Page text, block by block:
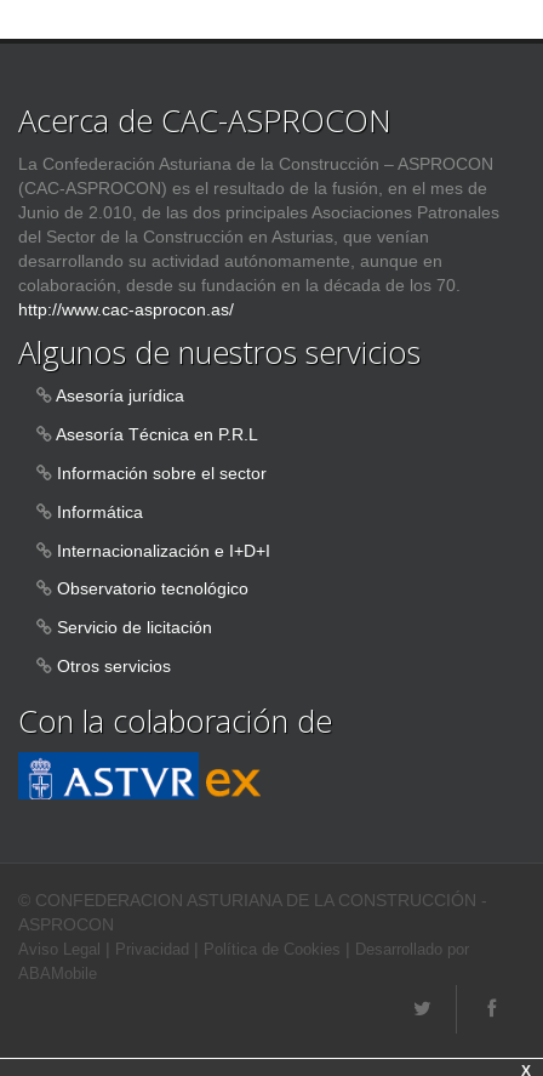
Acerca de CAC-ASPROCON
La Confederación Asturiana de la Construcción – ASPROCON
(CAC-ASPROCON) es el resultado de la fusión, en el mes de
Junio de 2.010, de las dos principales Asociaciones Patronales
del Sector de la Construcción en Asturias, que venían
desarrollando su actividad autónomamente, aunque en
colaboración, desde su fundación en la década de los 70.
http://www.cac-asprocon.as/
Algunos de nuestros servicios
Asesoría jurídica
Asesoría Técnica en P.R.L
Información sobre el sector
Informática
Internacionalización e I+D+I
Observatorio tecnológico
Servicio de licitación
Otros servicios
Con la colaboración de
© CONFEDERACION ASTURIANA DE LA CONSTRUCCIÓN -
ASPROCON
Aviso Legal | Privacidad | Política de Cookies | Desarrollado por
ABAMobile
X